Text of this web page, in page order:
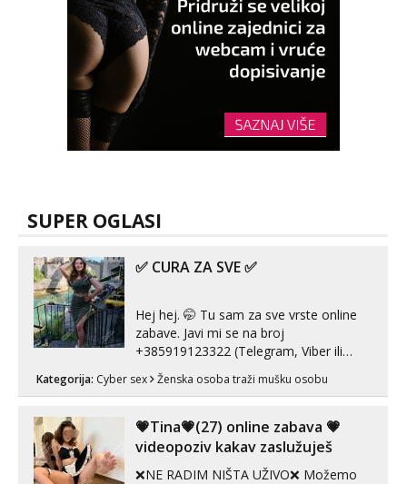
Mira
Čekam tvoj poziv!
064/677-677
- Kod: #72
tel:0,93€ - mob:1,12€ min
SUPER OGLASI
✅ CURA ZA SVE ✅
Hej hej. 🤭 Tu sam za sve vrste online
zabave. Javi mi se na broj
+385919123322 (Telegram, Viber ili
Whatsapp). 🤙 NE javljaj se na uzivo.
Hvala.
Kategorija: Cyber sex Ženska osoba traži mušku osobu
💗Tina💗(27) online zabava 💗
videopoziv kakav zaslužuješ
❌NE RADIM NIŠTA UŽIVO❌ Možemo